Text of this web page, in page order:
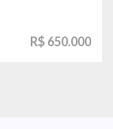
R$ 650.000